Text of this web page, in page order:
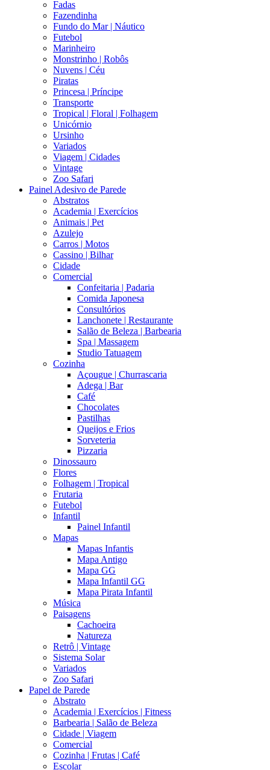
Fadas
Fazendinha
Fundo do Mar | Náutico
Futebol
Marinheiro
Monstrinho | Robôs
Nuvens | Céu
Piratas
Princesa | Príncipe
Transporte
Tropical | Floral | Folhagem
Unicórnio
Ursinho
Variados
Viagem | Cidades
Vintage
Zoo Safari
Painel Adesivo de Parede
Abstratos
Academia | Exercícios
Animais | Pet
Azulejo
Carros | Motos
Cassino | Bilhar
Cidade
Comercial
Confeitaria | Padaria
Comida Japonesa
Consultórios
Lanchonete | Restaurante
Salão de Beleza | Barbearia
Spa | Massagem
Studio Tatuagem
Cozinha
Açougue | Churrascaria
Adega | Bar
Café
Chocolates
Pastilhas
Queijos e Frios
Sorveteria
Pizzaria
Dinossauro
Flores
Folhagem | Tropical
Frutaria
Futebol
Infantil
Painel Infantil
Mapas
Mapas Infantis
Mapa Antigo
Mapa GG
Mapa Infantil GG
Mapa Pirata Infantil
Música
Paisagens
Cachoeira
Natureza
Retrô | Vintage
Sistema Solar
Variados
Zoo Safari
Papel de Parede
Abstrato
Academia | Exercícios | Fitness
Barbearia | Salão de Beleza
Cidade | Viagem
Comercial
Cozinha | Frutas | Café
Escolar